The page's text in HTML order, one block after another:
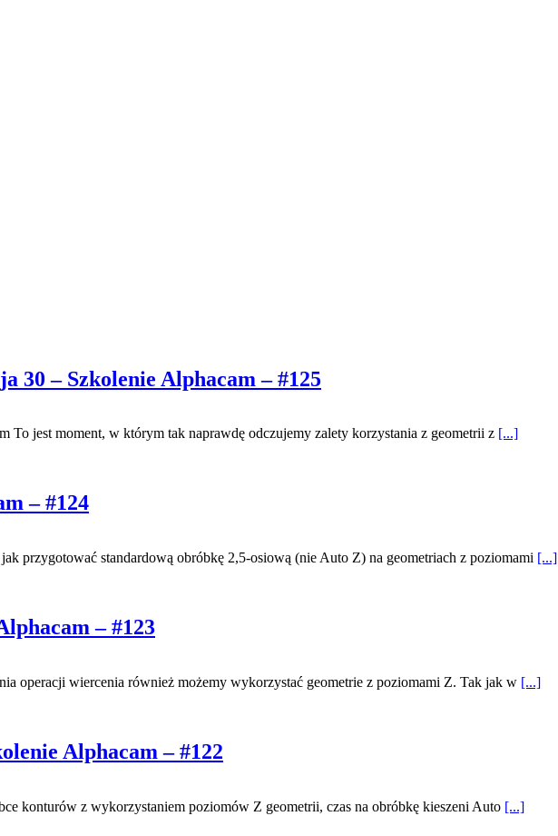
30 – Szkolenie Alphacam – #125
To jest moment, w którym tak naprawdę odczujemy zalety korzystania z geometrii z [...]
– #124
przygotować standardową obróbkę 2,5-osiową (nie Auto Z) na geometriach z poziomami [...]
– #123
operacji wiercenia również możemy wykorzystać geometrie z poziomami Z. Tak jak w [...]
Alphacam – #122
konturów z wykorzystaniem poziomów Z geometrii, czas na obróbkę kieszeni Auto [...]